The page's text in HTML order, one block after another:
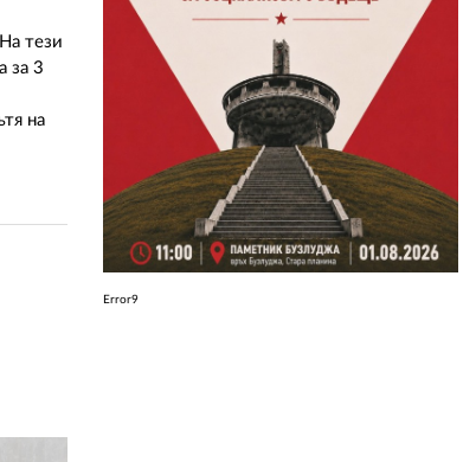
тези
за 3
на
Error9
РЕКЛАМА
АБОНАМЕНТ
УСЛОВИЯ ЗА ПОЛЗВАНЕ
ПОЛИТИКА ЗА БИСКВИТКИТЕ
ПОЛИТИКАТА ЗА